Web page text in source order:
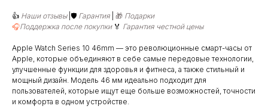
👍 Наши отзывы |🛡️ Гарантия 🎁 Подарки
🎧Поддержка после покупки 🏅 Гарантия честной цены
Apple Watch Series 10 46mm — это революционные смарт-часы от
Apple, которые объединяют в себе самые передовые технологии,
улучшенные функции для здоровья и фитнеса, а также стильный и
мощный дизайн. Модель 46 мм идеально подходит для
пользователей, которые ищут еще больше возможностей, точности
и комфорта в одном устройстве.